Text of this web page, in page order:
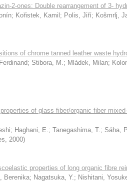
2-ones: Double rearrangement of 3-
; Kořistek, Kamil ; Polis, Jiří; Košmrlj,
of chrome tanned leather waste
; Stibora, M.; Mládek, Milan;
of glass fiber/organic fiber
; Haghani, E.; Tanegashima, T.; Sáha,
, 2000)
properties of long organic fibre
Berenika; Nagatsuka, Y.; Nishitani,